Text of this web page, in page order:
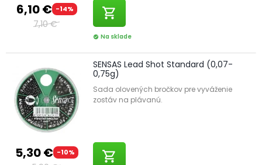
6,10 € -14%
7,10 €
shopping_cart
check_circle Na sklade
5,30 € -10%
SENSAS Lead Shot Standard (0,07-
0,75g)
Sada olovených bročkov pre vyváženie
zostáv na plávanú.
shopping_cart